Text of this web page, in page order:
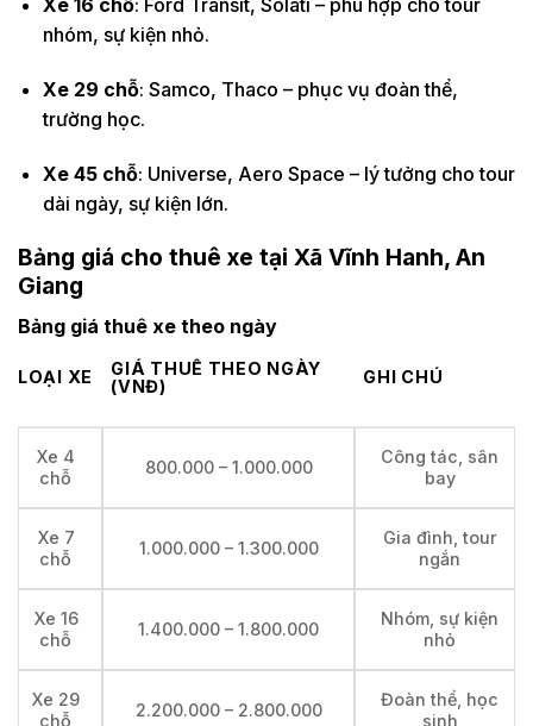
nhóm, sự kiện nhỏ.
Xe 29 chỗ: Samco, Thaco – phục vụ đoàn thể,
trường học.
Xe 45 chỗ: Universe, Aero Space – lý tưởng cho tour
dài ngày, sự kiện lớn.
Bảng giá cho thuê xe tại Xã Vĩnh Hanh, An
Giang
Bảng giá thuê xe theo ngày
LOẠI XE
GIÁ THUÊ THEO NGÀY
(VNĐ)
GHI CHÚ
Xe 4
chỗ
800.000 – 1.000.000
Công tác, sân
bay
Xe 7
chỗ
1.000.000 – 1.300.000
Gia đình, tour
ngắn
Xe 16
chỗ
1.400.000 – 1.800.000
Nhóm, sự kiện
nhỏ
Xe 29
chỗ
2.200.000 – 2.800.000
Đoàn thể, học
sinh